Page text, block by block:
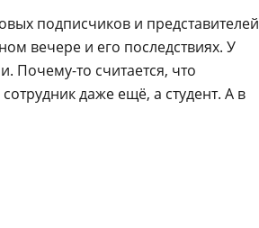
подписчиков и представителей
вечере и его последствиях. У
Почему-то считается, что
даже ещё, а студент. А в